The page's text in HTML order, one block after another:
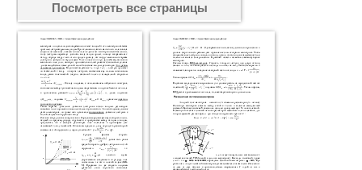
Посмотреть все страницы